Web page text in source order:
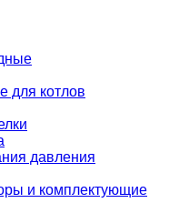
для котлов
давления
и комплектующие